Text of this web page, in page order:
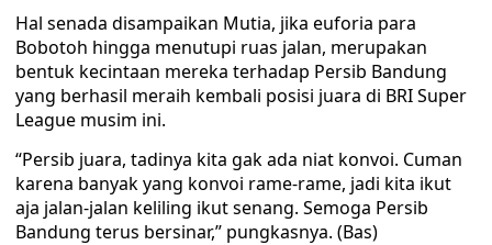
Hal senada disampaikan Mutia, jika euforia para
Bobotoh hingga menutupi ruas jalan, merupakan
bentuk kecintaan mereka terhadap Persib Bandung
yang berhasil meraih kembali posisi juara di BRI Super
League musim ini.
“Persib juara, tadinya kita gak ada niat konvoi. Cuman
karena banyak yang konvoi rame-rame, jadi kita ikut
aja jalan-jalan keliling ikut senang. Semoga Persib
Bandung terus bersinar,” pungkasnya. (Bas)